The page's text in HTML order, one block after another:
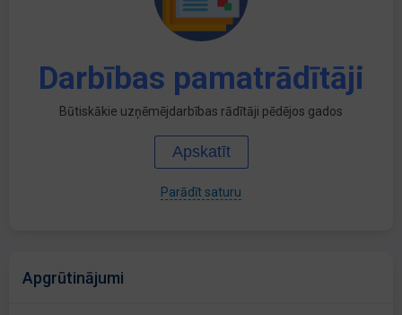
Darbības pamatrādītāji
Būtiskākie uzņēmējdarbības rādītāji pēdējos gados
Apskatīt
Parādīt saturu
Apgrūtinājumi